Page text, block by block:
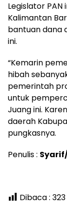
Legislator
Kalimantan
bantuan dana
ini.
“Kemarin
hibah
pemerintah
untuk
Juang ini.
daerah
pungkasnya.
Penulis :
Dibaca : 323